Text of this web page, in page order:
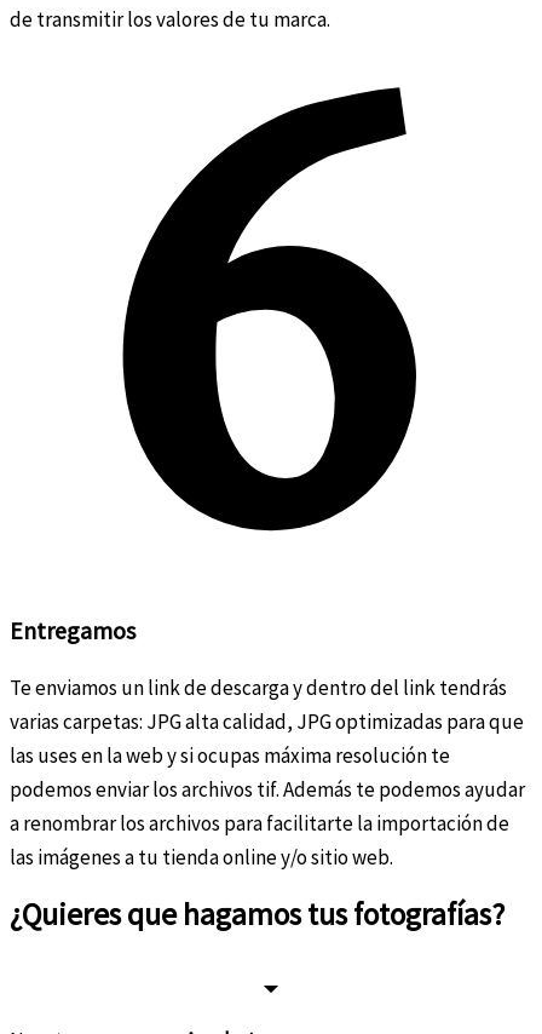
de transmitir los valores de tu marca.
Entregamos
Te enviamos un link de descarga y dentro del link tendrás
varias carpetas: JPG alta calidad, JPG optimizadas para que
las uses en la web y si ocupas máxima resolución te
podemos enviar los archivos tif. Además te podemos ayudar
a renombrar los archivos para facilitarte la importación de
las imágenes a tu tienda online y/o sitio web.
¿Quieres que hagamos tusfotografías?